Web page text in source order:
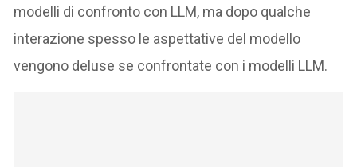
modelli di confronto con LLM, ma dopo qualche
interazione spesso le aspettative del modello
vengono deluse se confrontate con i modelli LLM.